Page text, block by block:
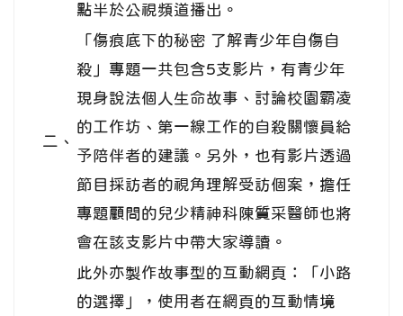
點半於公視頻道播出。
二、
「傷痕底下的秘密 了解青少年自傷自
殺」專題一共包含5支影片，有青少年
現身說法個人生命故事、討論校園霸凌
的工作坊、第一線工作的自殺關懷員給
予陪伴者的建議。另外，也有影片透過
節目採訪者的視角理解受訪個案，擔任
專題顧問的兒少精神科陳質采醫師也將
會在該支影片中帶大家導讀。
此外亦製作故事型的互動網頁：「小路
的選擇」，使用者在網頁的互動情境